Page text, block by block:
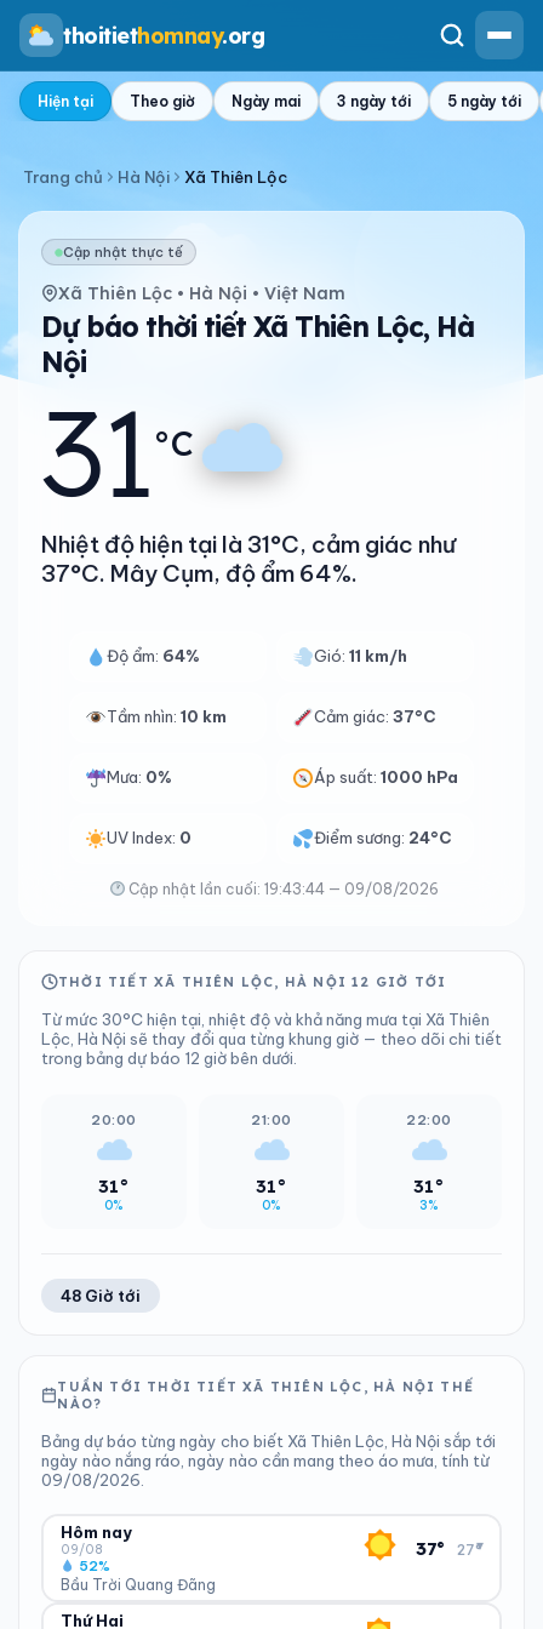
thoitiethomnay.org
Hiện tại Theo giờ Ngày mai 3 ngày tới 5 ngày tới
Trang chủ Hà Nội Xã Thiên Lộc
Cập nhật thực tế
Xã Thiên Lộc • Hà Nội • Việt Nam
Dự báo thời tiết Xã Thiên Lộc, Hà
Nội
31°C
Nhiệt độ hiện tại là 31°C, cảm giác như
37°C. Mây Cụm, độ ẩm 64%.
Độ ẩm: 64% Gió:11 km/h
Tầm nhìn: 10 km Cảm giác:37°C
Mưa: 0% Áp suất:1000 hPa
UV Index: 0 Điểm sương: 24°C
Cập nhật lần cuối: 19:43:44 — 09/08/2026
THỜI TIẾT XÃ THIÊN LỘC, HÀ NỘI 12 GIỜ TỚI
Từ mức 30°C hiện tại, nhiệt độ và khả năng mưa tại Xã Thiên
Lộc, Hà Nội sẽ thay đổi qua từng khung giờ — theo dõi chi tiết
trong bảng dự báo 12 giờ bên dưới.
20:00
31°
0%
21:00
31°
0%
22:00
31°
3%
48 Giờ tới
TUẦN TỚI THỜI TIẾT XÃ THIÊN LỘC, HÀ NỘI THẾ
NÀO?
Bảng dự báo từng ngày cho biết Xã Thiên Lộc, Hà Nội sắp tới
ngày nào nắng ráo, ngày nào cần mang theo áo mưa, tính từ
09/08/2026.
Hôm nay
09/08
Bầu Trời Quang Đãng
52%
37° 27°
▾
ĐỘ ẨM
Thứ Hai